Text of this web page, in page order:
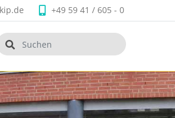
+49 59 41 / 605 - 0